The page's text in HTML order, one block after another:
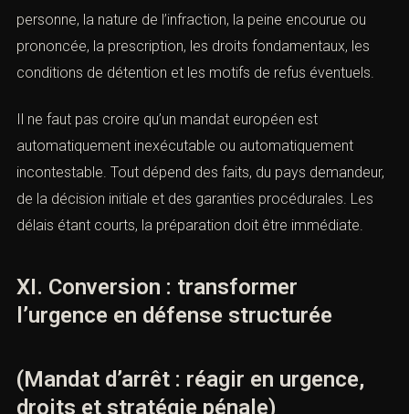
coopération judiciaire entre États membres de l’Union
européenne. Il permet à un État de demander
l’arrestation et la remise d’une personne recherchée. La
renforcée.
La personne arrêtée dans le cadre d’un mandat d’arrêt
européen doit immédiatement solliciter un avocat dans
l’État d’arrestation et, si possible, un avocat dans l’État
prononcée, la prescription, les droits fondamentaux, les
conditions de détention et les motifs de refus éventuels.
Il ne faut pas croire qu’un mandat européen est
automatiquement inexécutable ou automatiquement